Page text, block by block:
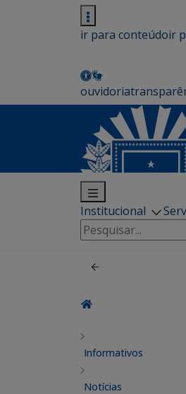
ir para conteúdoir
ouvidoria
Institucional
Pesquisar
por:
Informativos
Notícias